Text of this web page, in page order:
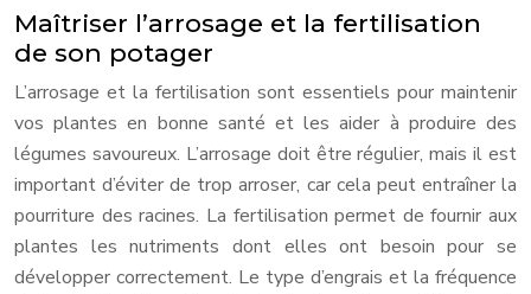
Maîtriser l’arrosage et la fertilisation
de son potager
L’arrosage et la fertilisation sont essentiels pour maintenir
vos plantes en bonne santé et les aider à produire des
légumes savoureux. L’arrosage doit être régulier, mais il est
important d’éviter de trop arroser, car cela peut entraîner la
pourriture des racines. La fertilisation permet de fournir aux
plantes les nutriments dont elles ont besoin pour se
développer correctement. Le type d’engrais et la fréquence